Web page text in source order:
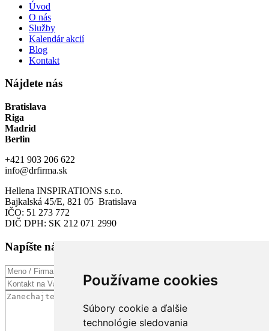
Používame cookies
Súbory cookie a ďalšie
technológie sledovania
Úvod
O nás
Služby
Kalendár akcií
Blog
Kontakt
Nájdete nás
Bratislava
Riga
Madrid
Berlin
+421 903 206 622
info@drfirma.sk
Hellena INSPIRATIONS s.r.o.
Bajkalská 45/E, 821 05 Bratislava
IČO: 51 273 772
DIČ DPH: SK 212 071 2990
Napíšte nám